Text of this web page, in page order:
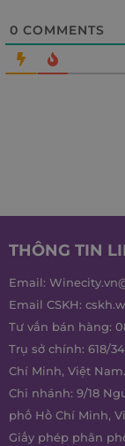
0 COMMENTS
THÔNG TIN
Email:
Email CSKH:
Tư vấn bán hàng:
Trụ sở chính: 618/
Chí Minh, Việt Nam.
Chi nhánh: 9/18
phố Hồ Chí Minh,
Giấy phép phân